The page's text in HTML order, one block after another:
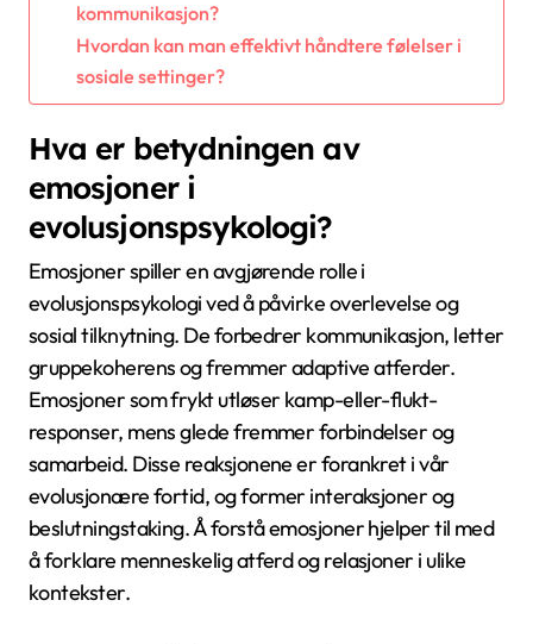
kommunikasjon?
Hvordan kan man effektivt håndtere følelser i
sosiale settinger?
Hva er betydningen av
emosjoner i
evolusjonspsykologi?
Emosjoner spiller en avgjørende rolle i
evolusjonspsykologi ved å påvirke overlevelse og
sosial tilknytning. De forbedrer kommunikasjon, letter
gruppekoherens og fremmer adaptive atferder.
Emosjoner som frykt utløser kamp-eller-flukt-
responser, mens glede fremmer forbindelser og
samarbeid. Disse reaksjonene er forankret i vår
evolusjonære fortid, og former interaksjoner og
beslutningstaking. Å forstå emosjoner hjelper til med
å forklare menneskelig atferd og relasjoner i ulike
kontekster.